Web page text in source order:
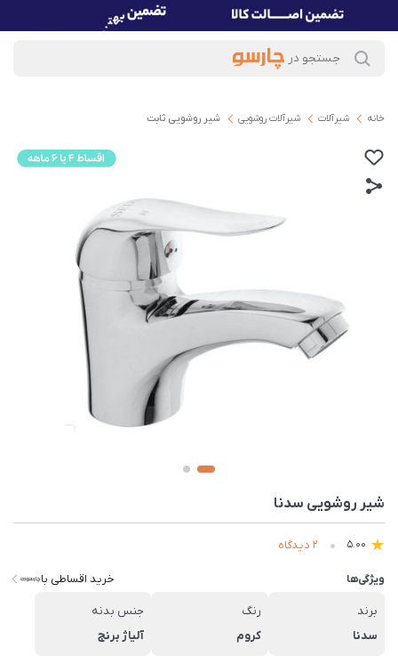
خانه شیرآلات شیرآلات روشویی شیر روشویی ثابت
شیر روشویی سدنا
5.00 2 دیدگاه
ویژگی‌ها خرید اقساطی با
برند
سدنا
رنگ
کروم
جنس بدنه
آلیاژ برنج